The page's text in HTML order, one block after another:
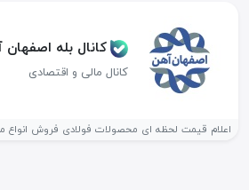
کانال بله
کانال مالی و اقتصادی
اعلام قیمت لحظه ای محصولات فولادی فروش انواع